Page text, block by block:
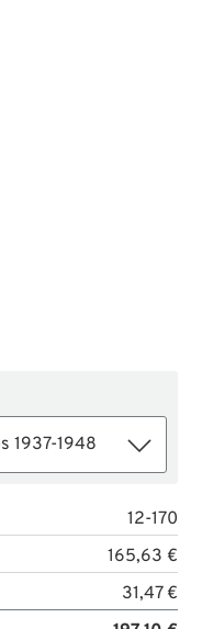
1937-1948
12-170
165,63 €
31,47 €